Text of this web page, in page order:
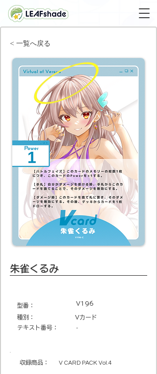
朱雀くるみ
​型番​： V196
種別：
Vカード
テキスト番号​：
-
収録商品​： V CARD PACK Vol.4
< 一覧へ戻る